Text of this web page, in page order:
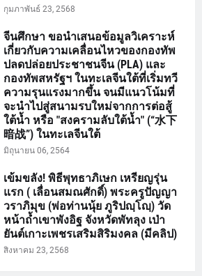
กุมภาพันธ์ 23, 2568
จีนศึกษา ขอนำเสนอข้อมูลวิเคราะห์
เกี่ยวกับความเคลื่อนไหวของกองทัพ
ปลดปล่อยประชาชนจีน (PLA) และ
กองทัพสหรัฐฯ ในทะเลจีนใต้ที่เริ่มทวี
ความรุนแรงมากขึ้น จนมีแนวโน้มที่
จะนำไปสู่สนามรบใหม่จากการต่อสู้
ใต้น้ำ หรือ "สงครามลับใต้น้ำ" (“水下
暗战”) ในทะเลจีนใต้
มิถุนายน 06, 2564
เข้มขลัง! พิธีพุทธาภิเษก เหรียญรุ่น
แรก ( เลื่อนสมณศักดิ์) พระครูปัญญา
วราภิมุข (พ่อท่านนุ้ย ภูริปญฺโญฺ) วัด
หน้าถ้ำเขาพังอิฐ จังหวัดพัทลุง เป่า
ยันต์เกาะเพชรเสริมสิริมงคล (มีคลิป)
สิงหาคม 23, 2568